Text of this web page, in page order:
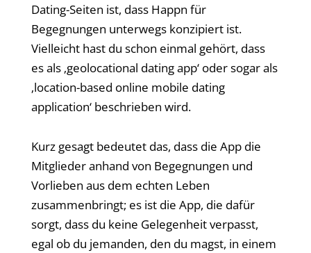
Dating-Seiten ist, dass Happn für
Begegnungen unterwegs konzipiert ist.
Vielleicht hast du schon einmal gehört, dass
es als ‚geolocational dating app‘ oder sogar als
‚location-based online mobile dating
application‘ beschrieben wird.
Kurz gesagt bedeutet das, dass die App die
Mitglieder anhand von Begegnungen und
Vorlieben aus dem echten Leben
zusammenbringt; es ist die App, die dafür
sorgt, dass du keine Gelegenheit verpasst,
egal ob du jemanden, den du magst, in einem